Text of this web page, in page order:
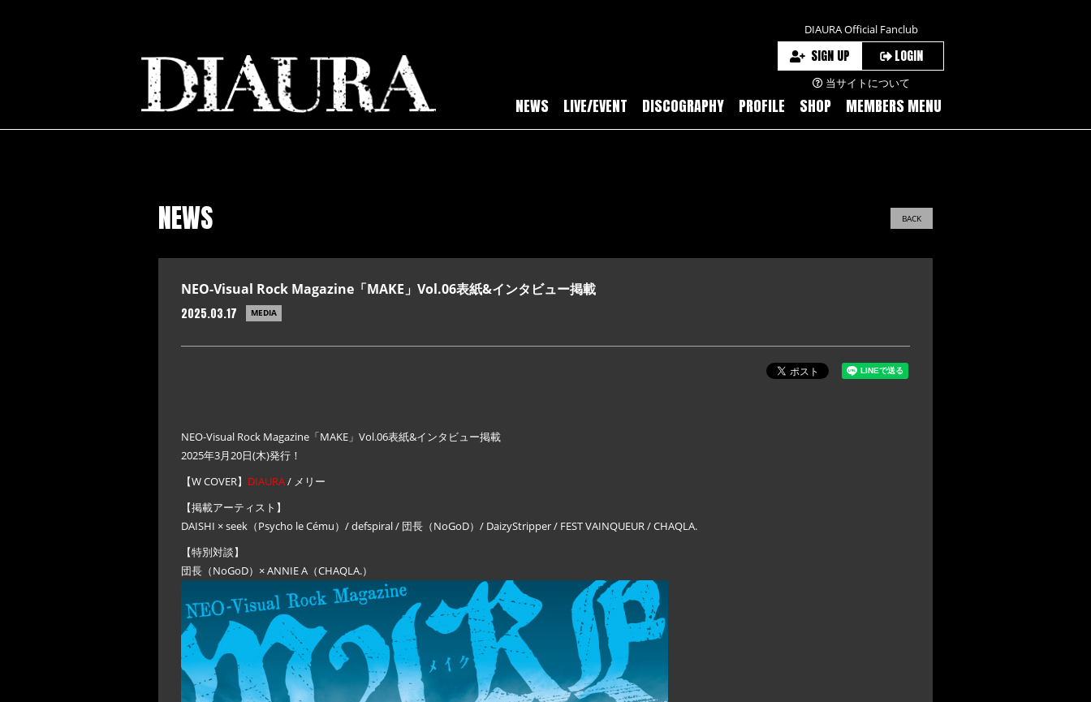
DIAURA Official Fanclub
SIGN UP LOGIN
当サイトについて
NEWS LIVE/EVENT DISCOGRAPHY PROFILE SHOP MEMBERS MENU
NEWS BACK
NEO-Visual Rock Magazine「MAKE」Vol.06表紙&インタビュー掲載
2025.03.17 MEDIA
NEO-Visual Rock Magazine「MAKE」Vol.06表紙&インタビュー掲載
2025年3月20日(木)発行！
【W COVER】 DIAURA/ メリー
【掲載アーティスト】
DAISHI × seek（Psycho le Cému）/ defspiral / 団長（NoGoD）/ DaizyStripper / FEST VAINQUEUR / CHAQLA.
【特別対談】
団長（NoGoD）× ANNIE A（CHAQLA.）